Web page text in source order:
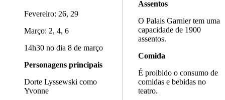
Fevereiro: 26, 29
Março: 2, 4, 6
14h30 no dia 8 de março
Personagens principais
Dorte Lyssewski como
Yvonne
Assentos
O Palais Garnier tem uma
capacidade de 1900
assentos.
Comida
É proibido o consumo de
comidas e bebidas no
teatro.